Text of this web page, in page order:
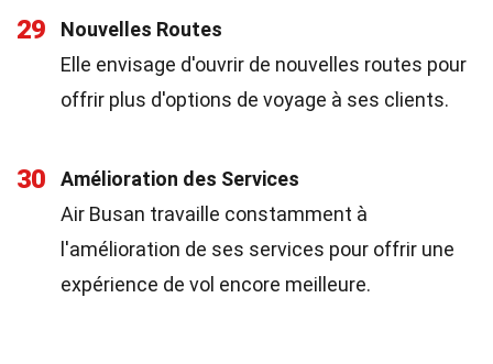
29
Nouvelles Routes
Elle envisage d'ouvrir de nouvelles routes pour
offrir plus d'options de voyage à ses clients.
30
Amélioration des Services
Air Busan travaille constamment à
l'amélioration de ses services pour offrir une
expérience de vol encore meilleure.